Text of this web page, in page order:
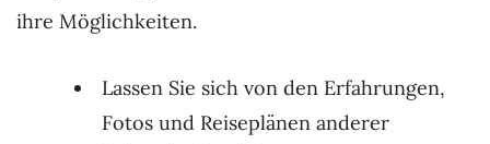
ihre Möglichkeiten.
Lassen Sie sich von den Erfahrungen,
Fotos und Reiseplänen anderer